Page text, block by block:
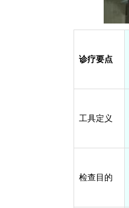
诊疗要点
工具定义
检查目的